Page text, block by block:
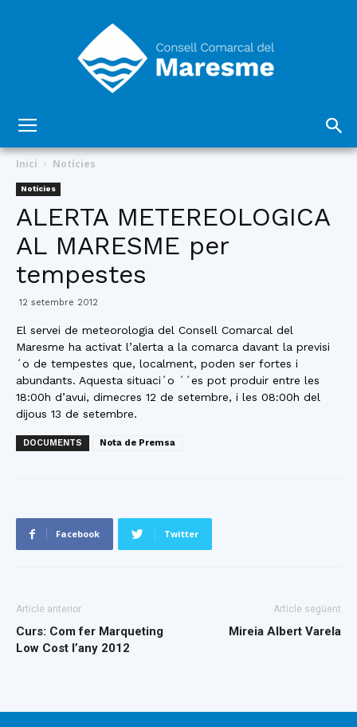
Comarcal
Maresme
Inici Notícies
Notícies
ALERTA METEREOLOGICA
AL MARESME per
tempestes
12 setembre 2012
El servei de meteorologia del Consell Comarcal del
Maresme ha activat l’alerta a la comarca davant la previsi
´o de tempestes que, localment, poden ser fortes i
abundants. Aquesta situaci´o ´´es pot produir entre les
18:00h d’avui, dimecres 12 de setembre, i les 08:00h del
dijous 13 de setembre.
DOCUMENTS Nota de Premsa
Facebook Twitter
Article anterior
Curs: Com fer Marqueting
Low Cost l’any 2012
Article següent
Mireia Albert Varela